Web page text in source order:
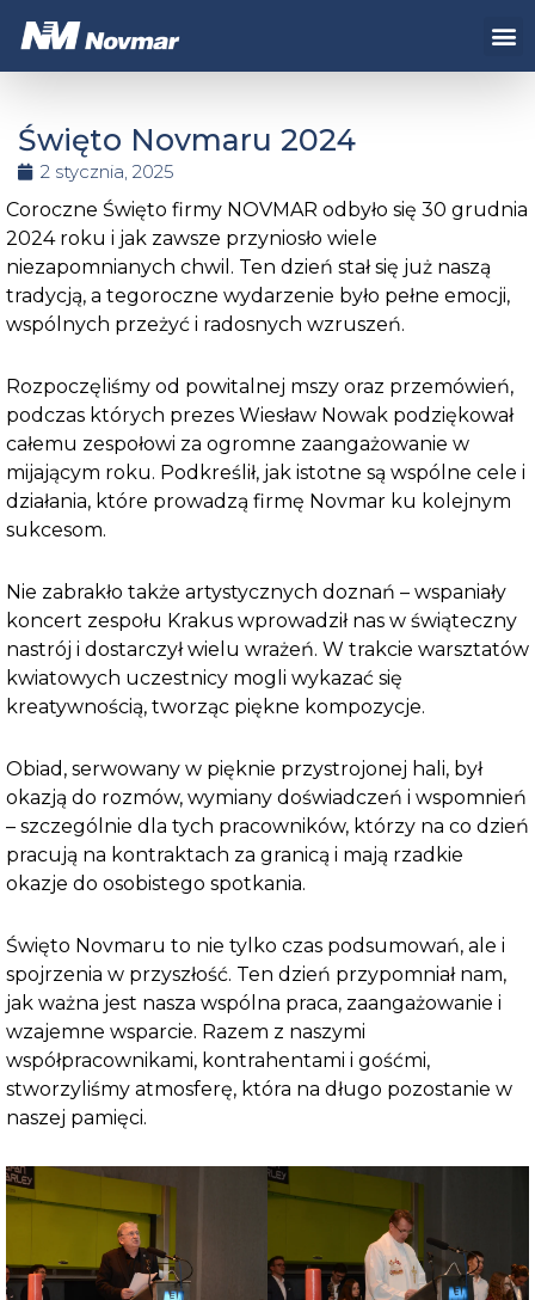
Przejdź
do
Święto Novmaru 2024
2 stycznia, 2025
Coroczne Święto firmy NOVMAR odbyło się 30 grudnia
2024 roku i jak zawsze przyniosło wiele
niezapomnianych chwil. Ten dzień stał się już naszą
tradycją, a tegoroczne wydarzenie było pełne emocji,
wspólnych przeżyć i radosnych wzruszeń.
Rozpoczęliśmy od powitalnej mszy oraz przemówień,
podczas których prezes Wiesław Nowak podziękował
całemu zespołowi za ogromne zaangażowanie w
mijającym roku. Podkreślił, jak istotne są wspólne cele i
działania, które prowadzą firmę Novmar ku kolejnym
sukcesom.
Nie zabrakło także artystycznych doznań – wspaniały
koncert zespołu Krakus wprowadził nas w świąteczny
nastrój i dostarczył wielu wrażeń. W trakcie warsztatów
kwiatowych uczestnicy mogli wykazać się
kreatywnością, tworząc piękne kompozycje.
Obiad, serwowany w pięknie przystrojonej hali, był
okazją do rozmów, wymiany doświadczeń i wspomnień
– szczególnie dla tych pracowników, którzy na co dzień
pracują na kontraktach za granicą i mają rzadkie
okazje do osobistego spotkania.
Święto Novmaru to nie tylko czas podsumowań, ale i
spojrzenia w przyszłość. Ten dzień przypomniał nam,
jak ważna jest nasza wspólna praca, zaangażowanie i
wzajemne wsparcie. Razem z naszymi
współpracownikami, kontrahentami i gośćmi,
stworzyliśmy atmosferę, która na długo pozostanie w
naszej pamięci.